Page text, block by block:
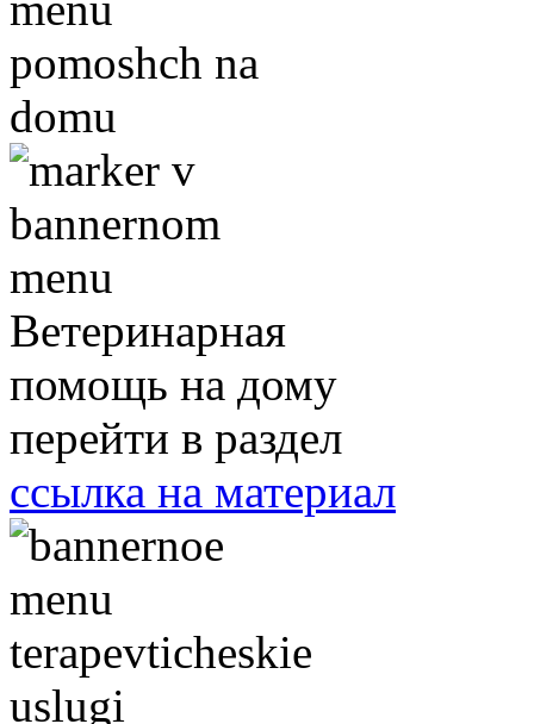
Ветеринарная
помощь на дому
перейти в раздел
ссылка на материал